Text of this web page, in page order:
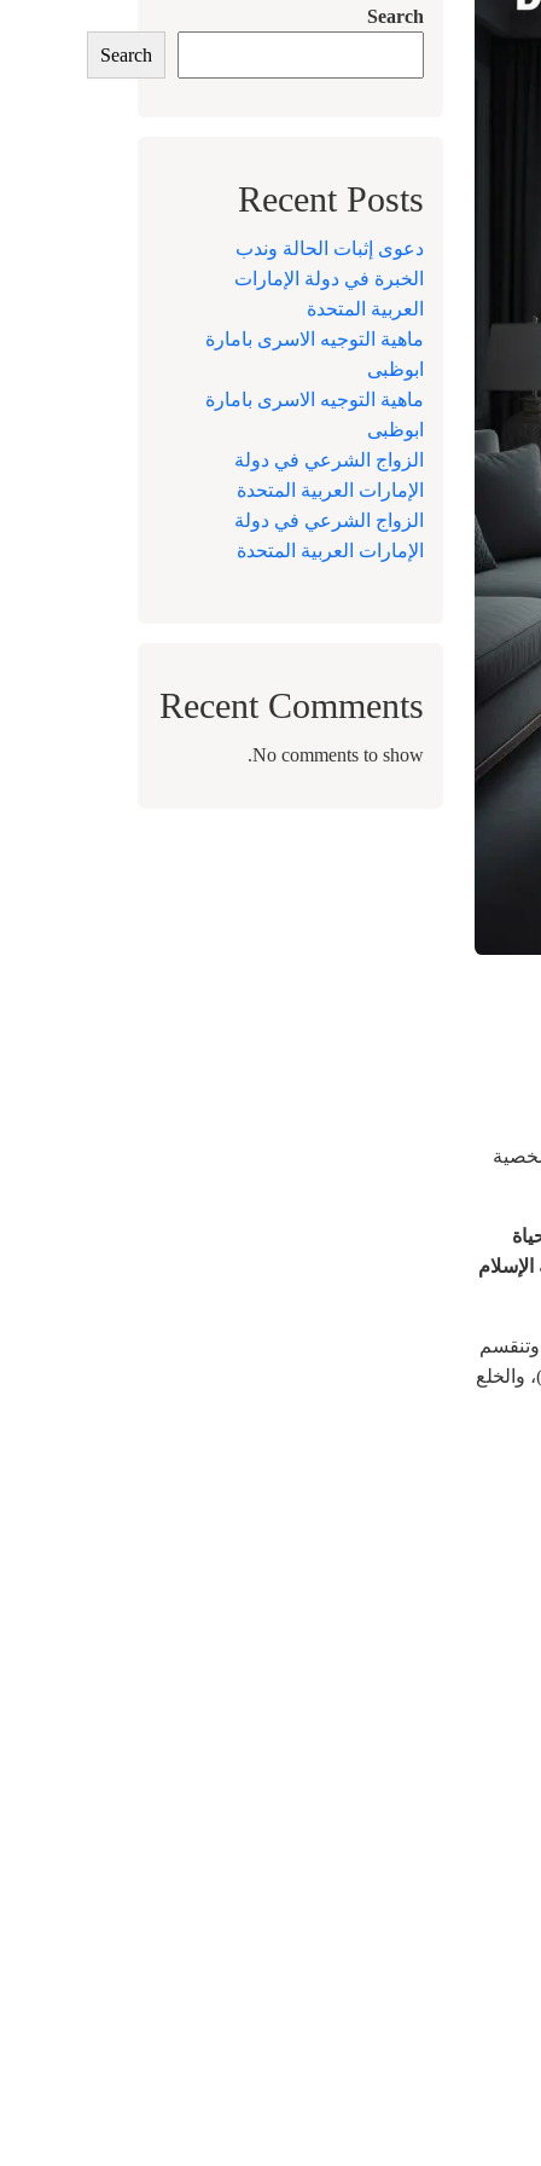
والخلع
Search
Search
Recent Posts
دعوى إثبات الحالة وندب
الخبرة في دولة الإمارات
العربية المتحدة
ماهية التوجيه الاسرى بامارة
ابوظبى
ماهية التوجيه الاسرى بامارة
ابوظبى
الزواج الشرعي في دولة
الإمارات العربية المتحدة
الزواج الشرعي في دولة
الإمارات العربية المتحدة
Recent Comments
No comments to show.